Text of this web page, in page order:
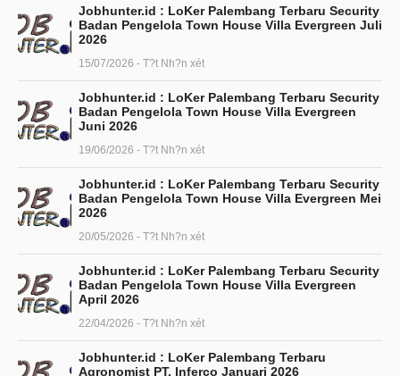
Jobhunter.id : LoKer Palembang Terbaru Security
Badan Pengelola Town House Villa Evergreen Juli
2026
15/07/2026 - T?t Nh?n xét
Jobhunter.id : LoKer Palembang Terbaru Security
Badan Pengelola Town House Villa Evergreen
Juni 2026
19/06/2026 - T?t Nh?n xét
Jobhunter.id : LoKer Palembang Terbaru Security
Badan Pengelola Town House Villa Evergreen Mei
2026
20/05/2026 - T?t Nh?n xét
Jobhunter.id : LoKer Palembang Terbaru Security
Badan Pengelola Town House Villa Evergreen
April 2026
22/04/2026 - T?t Nh?n xét
Jobhunter.id : LoKer Palembang Terbaru
Agronomist PT. Inferco Januari 2026